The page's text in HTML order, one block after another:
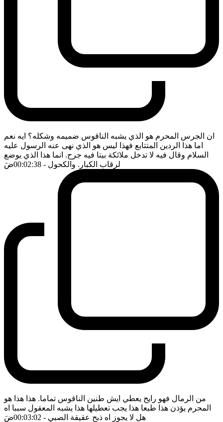
ان الجرس المحرم هو الذي يشبه الناقوس ضميمه وشكله؟ ايه نعم
اما هذا الردين المتتابع فهذا ليس هو الذي نهى عنه الرسول عليه
السلام وقال فيه لا تدخل ملائكة بيتا فيه جرح. انما هذا الذي يوضع
لرقاب الكبار. والكحول - 00:02:38 ضَ
من الرمال فهو رايح يعطي ايش طنين الناقوس تماما. هذا هذا هو
المحرم يؤذن هذا طبعا هذا يجب تعطيلها هذا يشبه المعقول سببا اه
هل لا يجوز اه ذبح عقيقة الصبي - 00:03:02 ضَ